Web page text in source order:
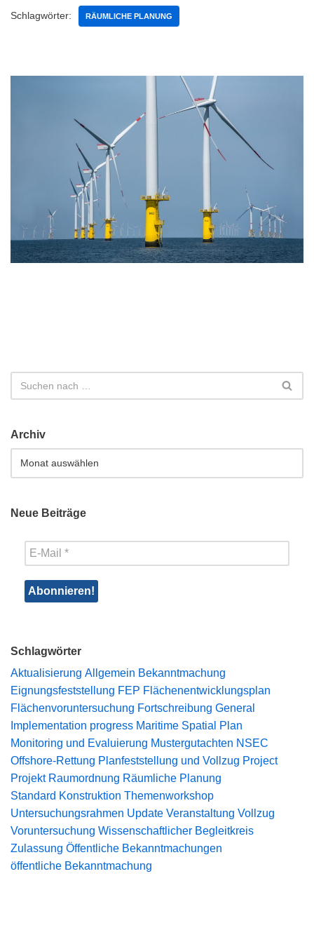
Schlagwörter: RÄUMLICHE PLANUNG
Archiv
Neue Beiträge
Schlagwörter
Aktualisierung Allgemein Bekanntmachung
Eignungsfeststellung FEP Flächenentwicklungsplan
Flächenvoruntersuchung Fortschreibung General
Implementation progress Maritime Spatial Plan
Monitoring und Evaluierung Mustergutachten NSEC
Offshore-Rettung Planfeststellung und Vollzug Project
Projekt Raumordnung Räumliche Planung
Standard Konstruktion Themenworkshop
Untersuchungsrahmen Update Veranstaltung Vollzug
Voruntersuchung Wissenschaftlicher Begleitkreis
Zulassung Öffentliche Bekanntmachungen
öffentliche Bekanntmachung